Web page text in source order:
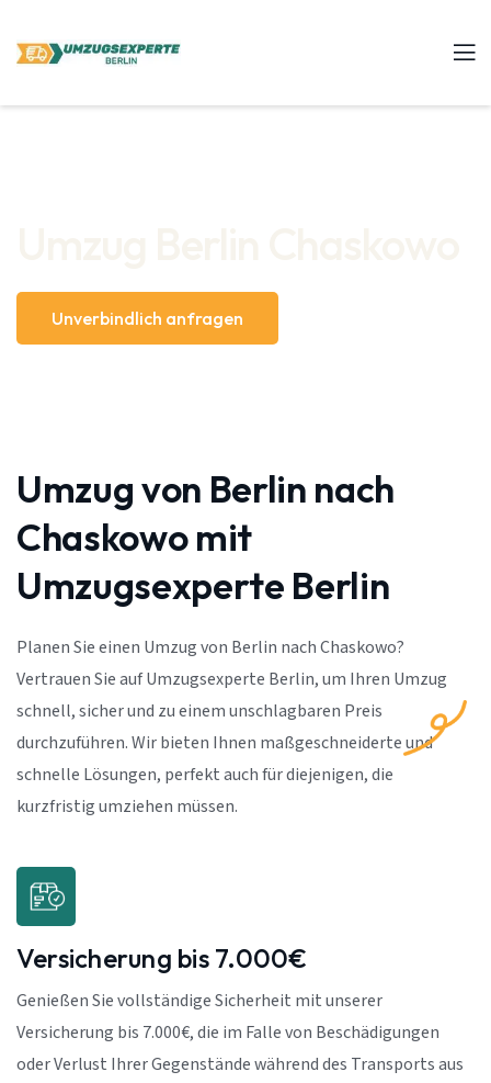
Unverbindlich anfragen
Umzug von Berlin nach
Chaskowo mit
Umzugsexperte Berlin
Planen Sie einen Umzug von Berlin nach Chaskowo?
Vertrauen Sie auf Umzugsexperte Berlin, um Ihren Umzug
schnell, sicher und zu einem unschlagbaren Preis
durchzuführen. Wir bieten Ihnen maßgeschneiderte und
schnelle Lösungen, perfekt auch für diejenigen, die
kurzfristig umziehen müssen.
Versicherung bis 7.000€
Genießen Sie vollständige Sicherheit mit unserer
Versicherung bis 7.000€, die im Falle von Beschädigungen
oder Verlust Ihrer Gegenstände während des Transports aus